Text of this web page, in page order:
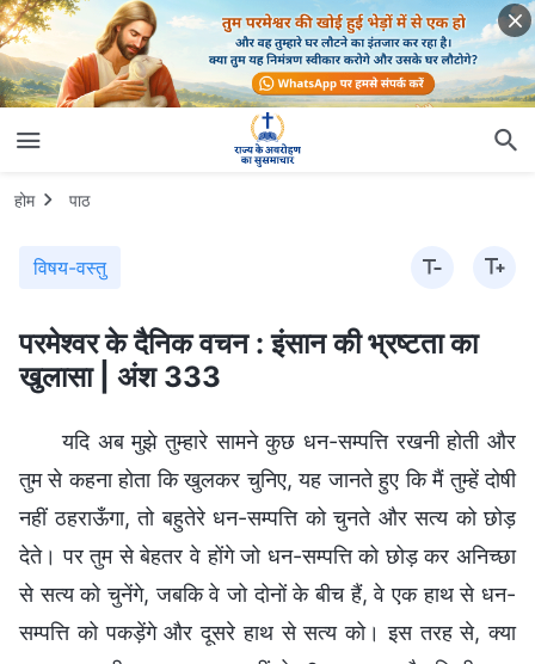
होम पाठ
विषय-वस्तु
परमेश्वर के दैनिक वचन : इंसान की भ्रष्टता का
खुलासा | अंश 333
यदि अब मुझे तुम्हारे सामने कुछ धन-सम्पत्ति रखनी होती और
तुम से कहना होता कि खुलकर चुनिए, यह जानते हुए कि मैं तुम्हें दोषी
नहीं ठहराऊँगा, तो बहुतेरे धन-सम्पत्ति को चुनते और सत्य को छोड़
देते। पर तुम से बेहतर वे होंगे जो धन-सम्पत्ति को छोड़ कर अनिच्छा
से सत्य को चुनेंगे, जबकि वे जो दोनों के बीच हैं, वे एक हाथ से धन-
सम्पत्ति को पकड़ेंगे और दूसरे हाथ से सत्य को। इस तरह से, क्या